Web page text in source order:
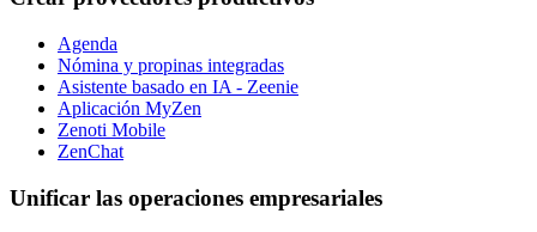
Agenda
Nómina y propinas integradas
Asistente basado en IA - Zeenie
Aplicación MyZen
Zenoti Mobile
ZenChat
Unificar las operaciones empresariales